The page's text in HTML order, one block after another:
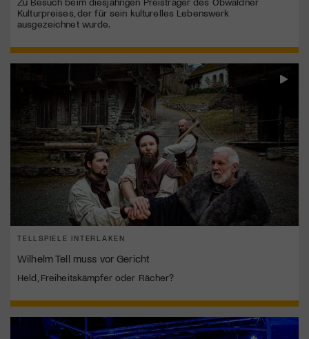
Kulturpreises, der für sein kulturelles Lebenswerk
ausgezeichnet wurde.
TELLSPIELE INTERLAKEN
Wilhelm Tell muss vor Gericht
Held, Freiheitskämpfer oder Rächer?